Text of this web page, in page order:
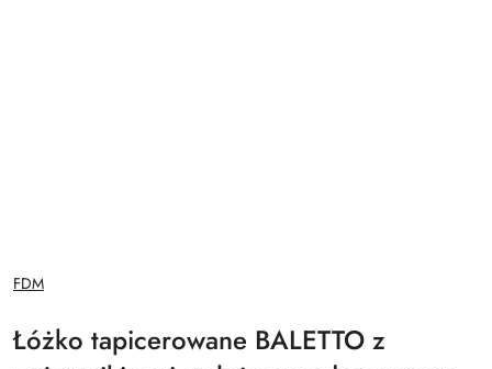
NAZWA
PRODUCENTA:
FDM
Łóżko tapicerowane BALETTO z